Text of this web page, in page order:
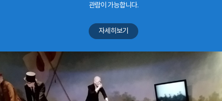
관람이 가능합니다.
자세히보기